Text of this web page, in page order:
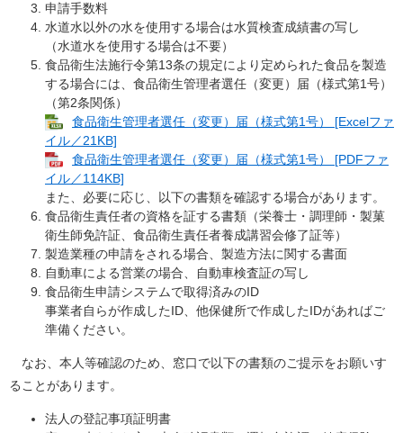
申請手数料
水道水以外の水を使用する場合は水質検査成績書の写し
（水道水を使用する場合は不要）
食品衛生法施行令第13条の規定により定められた食品を製造
する場合には、食品衛生管理者選任（変更）届（様式第1号）
（第2条関係）
食品衛生管理者選任（変更）届（様式第1号） [Excelファ
イル／21KB]
食品衛生管理者選任（変更）届（様式第1号） [PDFファ
イル／114KB]
また、必要に応じ、以下の書類を確認する場合があります。
食品衛生責任者の資格を証する書類（栄養士・調理師・製菓
衛生師免許証、食品衛生責任者養成講習会修了証等）
製造業種の申請をされる場合、製造方法に関する書面
自動車による営業の場合、自動車検査証の写し
食品衛生申請システムで取得済みのID
事業者自らが作成したID、他保健所で作成したIDがあればご
準備ください。
なお、本人等確認のため、窓口で以下の書類のご提示をお願いす
ることがあります。
法人の登記事項証明書